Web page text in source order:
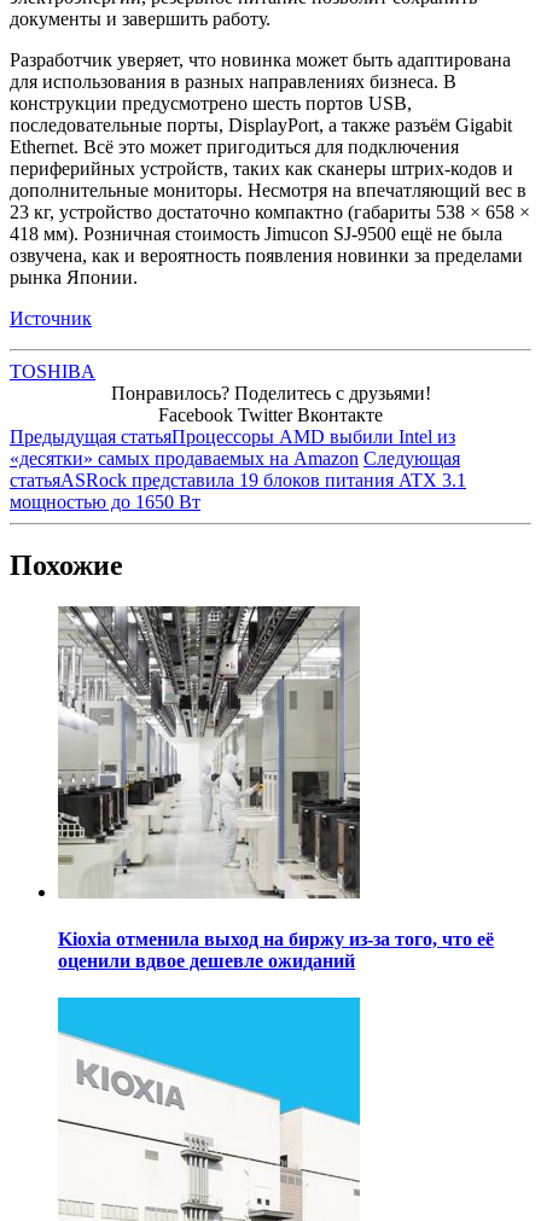
документы и завершить работу.
Разработчик уверяет, что новинка может быть адаптирована
для использования в разных направлениях бизнеса. В
конструкции предусмотрено шесть портов USB,
последовательные порты, DisplayPort, а также разъём Gigabit
Ethernet. Всё это может пригодиться для подключения
периферийных устройств, таких как сканеры штрих-кодов и
дополнительные мониторы. Несмотря на впечатляющий вес в
23 кг, устройство достаточно компактно (габариты 538 × 658 ×
418 мм). Розничная стоимость Jimucon SJ-9500 ещё не была
озвучена, как и вероятность появления новинки за пределами
рынка Японии.
Источник
TOSHIBA
Понравилось? Поделитесь с друзьями!
Facebook Twitter Вконтакте
Предыдущая статьяПроцессоры AMD выбили Intel из
«десятки» самых продаваемых на Amazon Следующая
статьяASRock представила 19 блоков питания ATX 3.1
мощностью до 1650 Вт
Похожие
Kioxia отменила выход на биржу из-за того, что её
оценили вдвое дешевле ожиданий